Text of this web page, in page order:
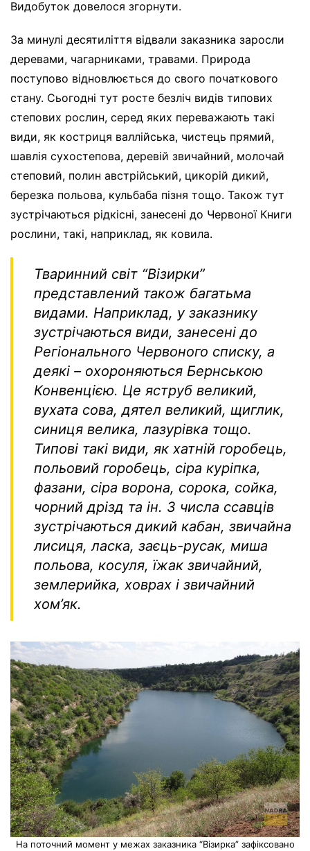
Видобуток довелося згорнути.
За минулі десятиліття відвали заказника заросли
деревами, чагарниками, травами. Природа
поступово відновлюється до свого початкового
стану. Сьогодні тут росте безліч видів типових
степових рослин, серед яких переважають такі
види, як костриця валлійська, чистець прямий,
шавлія сухостепова, деревій звичайний, молочай
степовий, полин австрійський, цикорій дикий,
березка польова, кульбаба пізня тощо. Також тут
зустрічаються рідкісні, занесені до Червоної Книги
рослини, такі, наприклад, як ковила.
Тваринний світ “Візирки”
представлений також багатьма
видами. Наприклад, у заказнику
зустрічаються види, занесені до
Регіонального Червоного списку, а
деякі – охороняються Бернською
Конвенцією. Це яструб великий,
вухата сова, дятел великий, щиглик,
синиця велика, лазурівка тощо.
Типові такі види, як хатній горобець,
польовий горобець, сіра куріпка,
фазани, сіра ворона, сорока, сойка,
чорний дрізд та ін. З числа ссавців
зустрічаються дикий кабан, звичайна
лисиця, ласка, заєць-русак, миша
польова, косуля, їжак звичайний,
землерийка, ховрах і звичайний
хом’як.
На поточний момент у межах заказника “Візирка” зафіксовано